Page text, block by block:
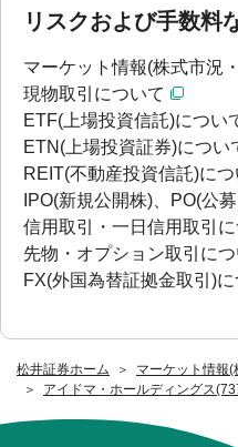
松井証券ホーム
マーケット情報
アイドマ・ホールディングス
リスクおよび手数料
マーケット情報(株式市況
現物取引について
ETF(上場投資信託)につい
ETN(上場投資証券)につい
REIT(不動産投資信託)につ
IPO(新規公開株)、PO(公
信用取引・一日信用取引に
先物・オプション取引につ
FX(外国為替証拠金取引)に